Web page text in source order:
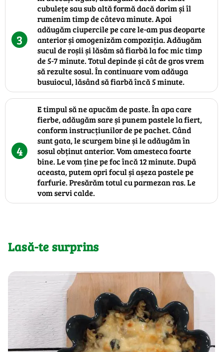
3
cubulețe sau sub altă formă dacă dorim și îl
rumenim timp de câteva minute. Apoi
adăugăm ciupercile pe care le-am pus deoparte
anterior și omogenizăm compoziția. Adăugăm
sucul de roșii și lăsăm să fiarbă la foc mic timp
de 5-7 minute. Totul depinde și cât de gros vrem
să rezulte sosul. În continuare vom adăuga
busuiocul, lăsând să fiarbă încă 5 minute.
4
E timpul să ne apucăm de paste. În apa care
fierbe, adăugăm sare și punem pastele la fiert,
conform instrucțiunilor de pe pachet. Când
sunt gata, le scurgem bine și le adăugăm în
sosul obținut anterior. Vom amesteca foarte
bine. Le vom ține pe foc încă 12 minute. După
aceasta, putem opri focul și așeza pastele pe
farfurie. Presărăm totul cu parmezan ras. Le
vom servi calde.
Lasă-te surprins